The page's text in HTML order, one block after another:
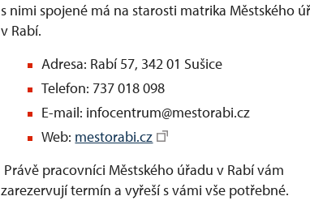
s nimi spojené má na starosti matrika Městského
v Rabí.
Adresa: Rabí 57, 342 01 Sušice
Telefon: 737 018 098
E-mail: infocentrum@mestorabi.cz
Web: mestorabi.cz
Právě pracovníci Městského úřadu v Rabí vám
zarezervují termín a vyřeší s vámi vše potřebné.